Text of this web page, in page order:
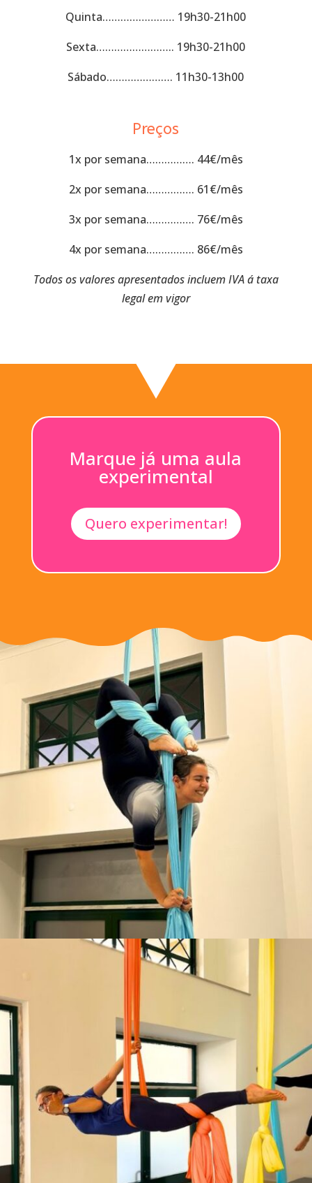
Quinta…………………… 19h30-21h00
Sexta…………………….. 19h30-21h00
Sábado…………………. 11h30-13h00
Preços
1x por semana……………. 44€/mês
2x por semana……………. 61€/mês
3x por semana……………. 76€/mês
4x por semana……………. 86€/mês
Todos os valores apresentados incluem IVA á taxa
legal em vigor
Marque já uma aula
experimental
Quero experimentar!